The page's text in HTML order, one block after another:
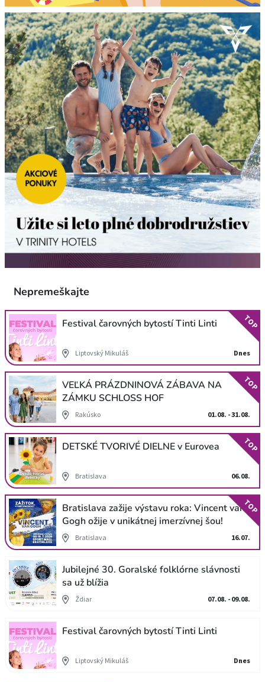
Nepremeškajte
Festival čarovných bytostí Tinti Linti
Liptovský Mikuláš Dnes
TOP
VEĽKÁ PRÁZDNINOVÁ ZÁBAVA NA
ZÁMKU SCHLOSS HOF
Rakúsko 01.08. - 31.08.
TOP
DETSKÉ TVORIVÉ DIELNE v Eurovea
Bratislava 06.08.
TOP
Bratislava zažije výstavu roka: Vincent van
Gogh ožije v unikátnej imerzívnej šou!
Bratislava 16.07.
TOP
Jubilejné 30. Goralské folklórne slávnosti
sa už blížia
Ždiar 07.08. - 09.08.
Festival čarovných bytostí Tinti Linti
Liptovský Mikuláš Dnes